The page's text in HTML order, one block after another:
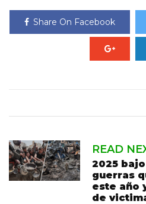
Share On Facebook
READ
2025
guerras
este año
de